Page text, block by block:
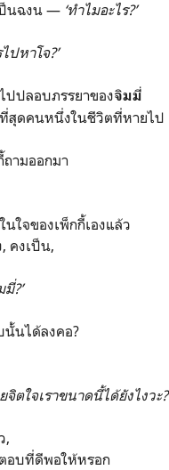
ป็นฉงน — ‘ทำไมอะไร?’
ปหาโจ?’
ปปลอบภรรยาของจิมมี่
สุดคนหนึ่งในชีวิตที่หายไป
ามออกมา
ใจของเพ็กกี้เองแล้ว
คงเป็น,
?’
นได้ลงคอ?
ตใจเราขนาดนี้ได้ยังไงวะ?
,
อบที่ดีพอให้หรอก